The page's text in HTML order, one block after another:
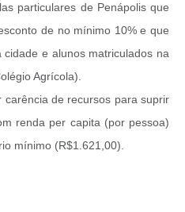
particulares de Penápolis que
de no mínimo 10% e que
e alunos matriculados na
Agrícola).
de recursos para suprir
renda per capita (por pessoa)
mínimo (R$1.621,00).